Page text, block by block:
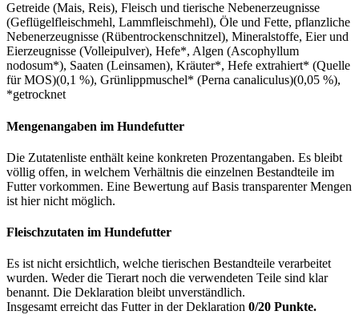
Getreide (Mais, Reis), Fleisch und tierische Nebenerzeugnisse
(Geflügelfleischmehl, Lammfleischmehl), Öle und Fette, pflanzliche
Nebenerzeugnisse (Rübentrockenschnitzel), Mineralstoffe, Eier und
Eierzeugnisse (Volleipulver), Hefe*, Algen (Ascophyllum
nodosum*), Saaten (Leinsamen), Kräuter*, Hefe extrahiert* (Quelle
für MOS)(0,1 %), Grünlippmuschel* (Perna canaliculus)(0,05 %),
*getrocknet
Mengenangaben im Hundefutter
Die Zutatenliste enthält keine konkreten Prozentangaben. Es bleibt
völlig offen, in welchem Verhältnis die einzelnen Bestandteile im
Futter vorkommen. Eine Bewertung auf Basis transparenter Mengen
ist hier nicht möglich.
Fleischzutaten im Hundefutter
Es ist nicht ersichtlich, welche tierischen Bestandteile verarbeitet
wurden. Weder die Tierart noch die verwendeten Teile sind klar
benannt. Die Deklaration bleibt unverständlich.
Insgesamt erreicht das Futter in der Deklaration 0/20 Punkte.